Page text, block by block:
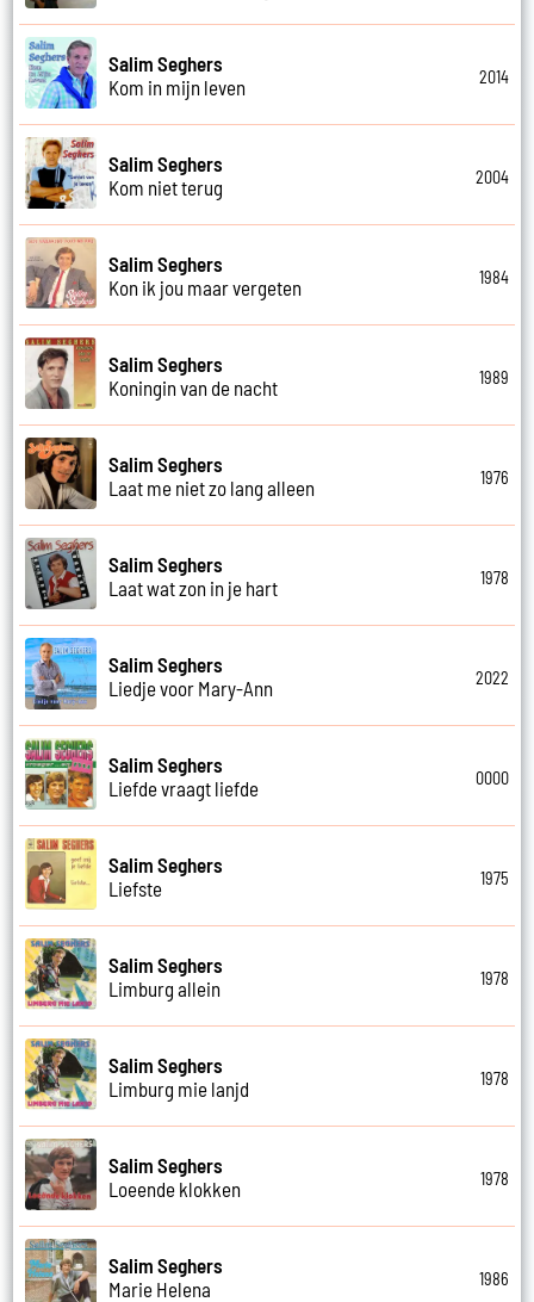
Salim Seghers
Kom in mijn leven
2014
Salim Seghers
Kom niet terug
2004
Salim Seghers
Kon ik jou maar vergeten
1984
Salim Seghers
Koningin van de nacht
1989
Salim Seghers
Laat me niet zo lang alleen
1976
Salim Seghers
Laat wat zon in je hart
1978
Salim Seghers
Liedje voor Mary-Ann
2022
Salim Seghers
Liefde vraagt liefde
0000
Salim Seghers
Liefste
1975
Salim Seghers
Limburg allein
1978
Salim Seghers
Limburg mie lanjd
1978
Salim Seghers
Loeende klokken
1978
Salim Seghers
Marie Helena
1986